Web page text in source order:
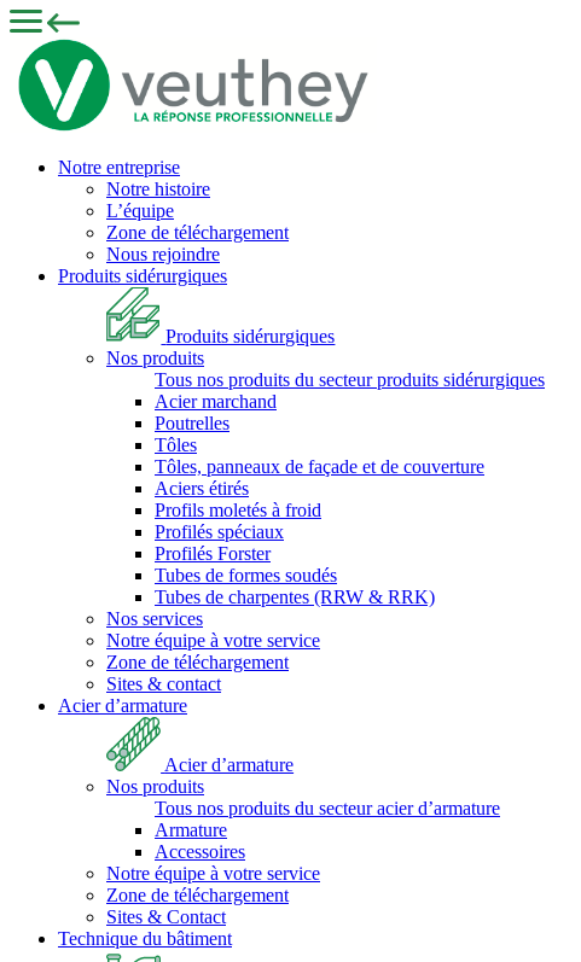
Notre entreprise
Notre histoire
L’équipe
Zone de téléchargement
Nous rejoindre
Produits sidérurgiques
Produits sidérurgiques
Nos produits
Tous nos produits du secteur produits sidérurgiques
Acier marchand
Poutrelles
Tôles
Tôles, panneaux de façade et de couverture
Aciers étirés
Profils moletés à froid
Profilés spéciaux
Profilés Forster
Tubes de formes soudés
Tubes de charpentes (RRW & RRK)
Nos services
Notre équipe à votre service
Zone de téléchargement
Sites & contact
Acier d’armature
Acier d’armature
Nos produits
Tous nos produits du secteur acier d’armature
Armature
Accessoires
Notre équipe à votre service
Zone de téléchargement
Sites & Contact
Technique du bâtiment